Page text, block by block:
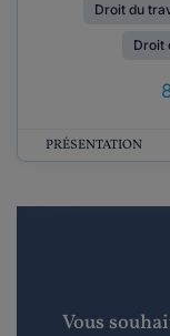
Droit du
Droit
PRÉSENTATION
Vous